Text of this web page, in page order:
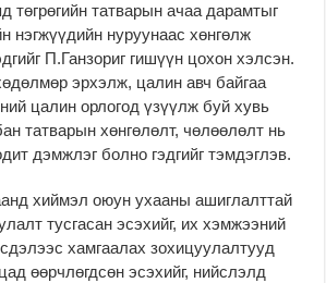
төгрөгийн татварын ачаа дарамтыг
нэгжүүдийн нуруунаас хөнгөлж
П.Ганзориг гишүүн цохон хэлсэн.
эрхэлж, цалин авч байгаа
цалин орлогод үзүүлж буй хувь
татварын хөнгөлөлт, чөлөөлөлт нь
дэмжлэг болно гэдгийг тэмдэглэв.
хиймэл оюун ухааны ашиглалттай
тусгасан эсэхийг, их хэмжээний
хамгаалах зохицуулалтууд
өөрчлөгдсөн эсэхийг, нийслэлд